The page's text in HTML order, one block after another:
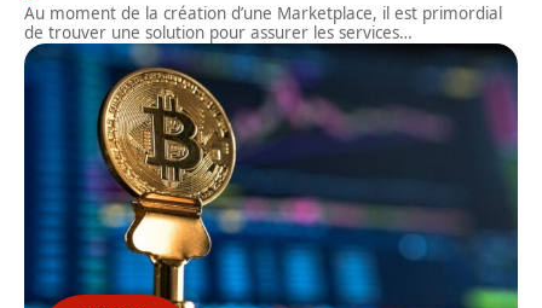
Au moment de la création d’une Marketplace, il est primordial
de trouver une solution pour assurer les services…